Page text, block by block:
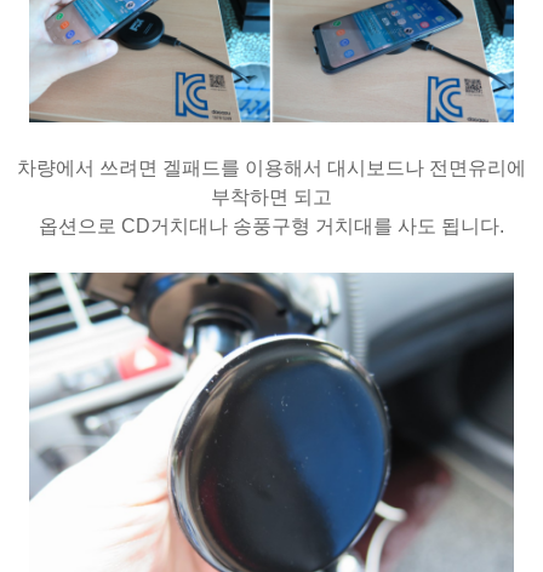
차량에서 쓰려면 겔패드를 이용해서 대시보드나 전면유리에
부착하면 되고
옵션으로 CD거치대나 송풍구형 거치대를 사도 됩니다.